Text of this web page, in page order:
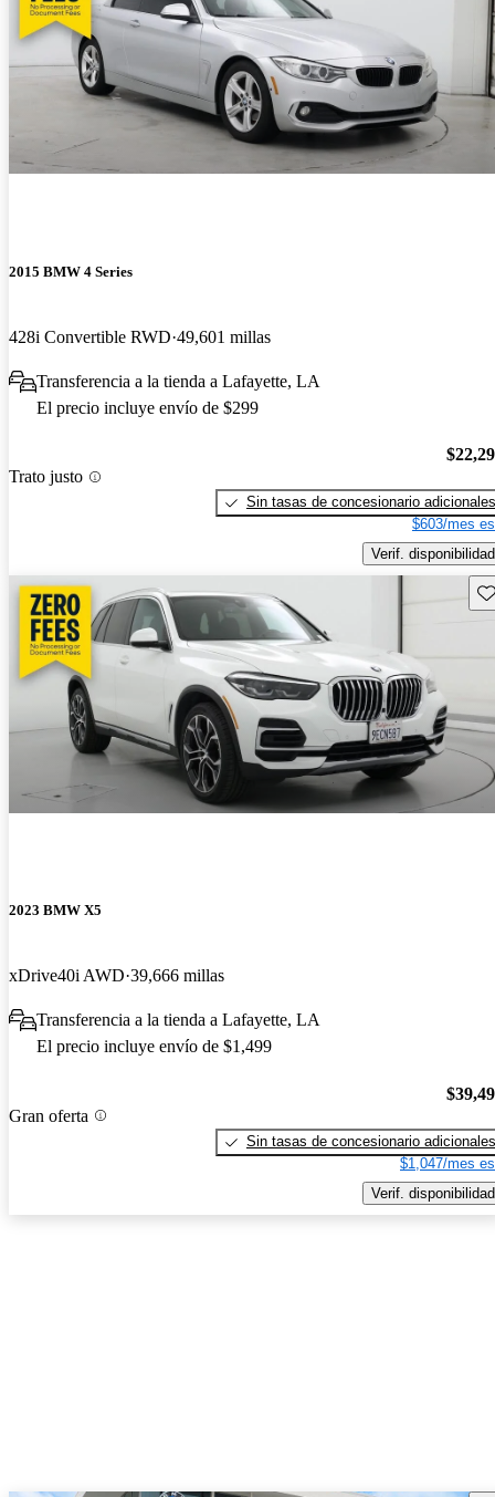
2015 BMW 4 Series
428i Convertible RWD 49,601 millas
Transferencia a la tienda a Lafayette, LA
El precio incluye envío de $299
Trato justo
Sin tasas de concesionario adicionales
$603/mes
Verif. disponibilidad
2023 BMW X5
xDrive40i AWD 39,666 millas
Transferencia a la tienda a Lafayette, LA
El precio incluye envío de $1,499
Gran oferta
Sin tasas de concesionario adicionales
$1,047/mes
Verif. disponibilidad